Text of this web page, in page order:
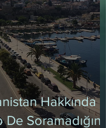
Hakkında
Soramadığınız